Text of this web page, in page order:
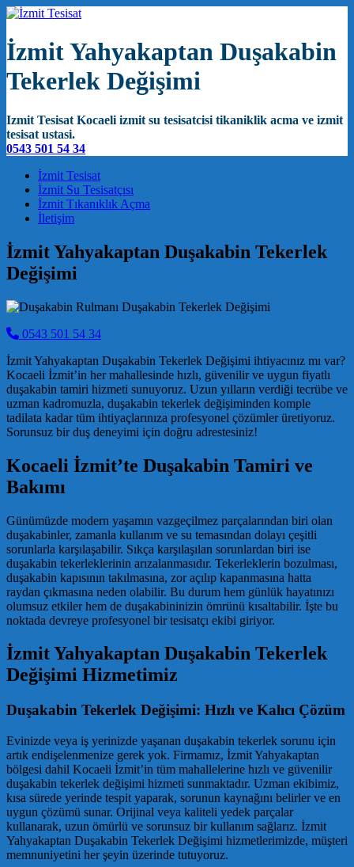
İzmit Yahyakaptan Duşakabin
Tekerlek Değişimi
Izmit Tesisat Kocaeli izmit su tesisatcisi tikaniklik acma ve izmit
tesisat ustasi.
0543 501 54 34
Main Navigation
İzmit Tesisat
İzmit Su Tesisatçısı
İzmit Tıkanıklık Açma
İletişim
İzmit Yahyakaptan Duşakabin Tekerlek
Değişimi
0543 501 54 34
İzmit Yahyakaptan Duşakabin Tekerlek Değişimi ihtiyacınız mı var?
Kocaeli İzmit’in her mahallesinde hızlı, güvenilir ve uygun fiyatlı
duşakabin tamiri hizmeti sunuyoruz. Uzun yılların verdiği tecrübe ve
uzman kadromuzla, duşakabin tekerlek değişiminden komple
tadilata kadar tüm ihtiyaçlarınıza profesyonel çözümler üretiyoruz.
Sorunsuz bir duş deneyimi için doğru adrestesiniz!
Kocaeli İzmit’te Duşakabin Tamiri ve
Bakımı
Günümüzde modern yaşamın vazgeçilmez parçalarından biri olan
duşakabinler, zamanla kullanım ve su temasından dolayı çeşitli
sorunlarla karşılaşabilir. Sıkça karşılaşılan sorunlardan biri ise
duşakabin tekerleklerinin arızalanmasıdır. Tekerleklerin bozulması,
duşakabin kapısının takılmasına, zor açılıp kapanmasına hatta
raydan çıkmasına neden olabilir. Bu durum hem günlük hayatınızı
olumsuz etkiler hem de duşakabininizin ömrünü kısaltabilir. İşte bu
noktada devreye profesyonel bir tesisatçı ekibi giriyor.
İzmit Yahyakaptan Duşakabin Tekerlek
Değişimi Hizmetimiz
Duşakabin Tekerlek Değişimi: Hızlı ve Kalıcı Çözüm
Evinizde veya iş yerinizde yaşanan duşakabin tekerlek sorunu için
artık endişelenmenize gerek yok. Firmamız, İzmit Yahyakaptan
bölgesi dahil Kocaeli İzmit’in tüm mahallelerine hızlı ve güvenilir
duşakabin tekerlek değişimi hizmeti sunmaktadır. Uzman ekibimiz,
kısa sürede yerinde tespit yaparak, sorunun kaynağını belirler ve en
uygun çözümü sunar. Orijinal veya kaliteli yedek parçalar
kullanarak, uzun ömürlü ve sorunsuz bir kullanım sağlarız. İzmit
Yahyakaptan Duşakabin Tekerlek Değişimi hizmetlerimizde, müşteri
memnuniyetini her şeyin üzerinde tutuyoruz.